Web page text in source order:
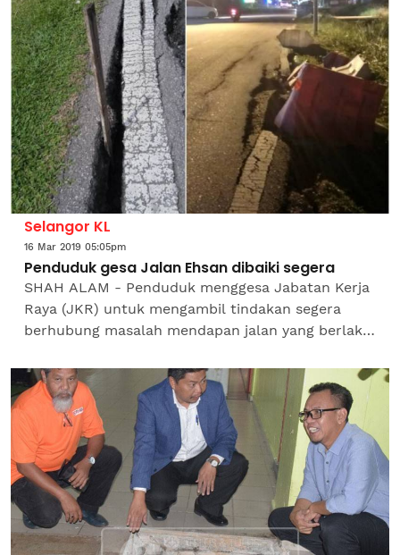
Selangor KL
16 Mar 2019 05:05pm
Penduduk gesa Jalan Ehsan dibaiki segera
SHAH ALAM - Penduduk menggesa Jabatan Kerja
Raya (JKR) untuk mengambil tindakan segera
berhubung masalah mendapan jalan yang berlaku
Kebun di sini menghala...